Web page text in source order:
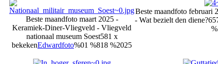
Beste maandfoto maart 2025 -
Keramiek-Diner-Vliegveld - Vliegveld
nationaal museum Soest581 x
bekekenEdwardfoto%01 %818 %2025
Beste maandfoto februari
- Wat bezielt den diene?